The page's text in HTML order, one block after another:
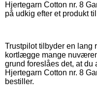
Hjertegarn Cotton nr. 8
på udkig efter et produkt
Trustpilot tilbyder en lang
kortlægge mange
grund foreslåes det, at du
Hjertegarn Cotton nr. 8
bestiller.